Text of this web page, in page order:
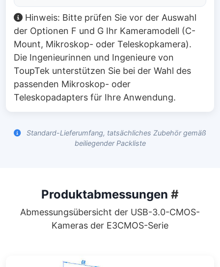
Hinweis: Bitte prüfen Sie vor der Auswahl
der Optionen F und G Ihr Kameramodell (C-
Mount, Mikroskop- oder Teleskopkamera).
Die Ingenieurinnen und Ingenieure von
ToupTek unterstützen Sie bei der Wahl des
passenden Mikroskop- oder
Teleskopadapters für Ihre Anwendung.
Standard-Lieferumfang, tatsächliches Zubehör gemäß
beiliegender Packliste
Produktabmessungen #
Abmessungsübersicht der USB-3.0-CMOS-
Kameras der E3CMOS-Serie